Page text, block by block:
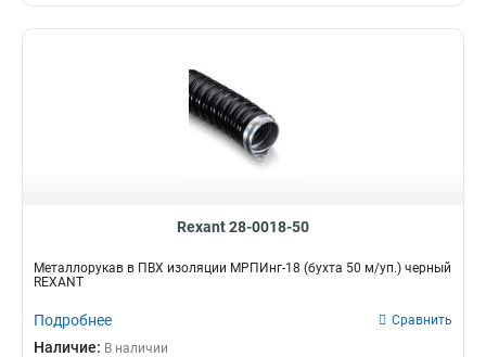
Rexant 28-0018-50
Металлорукав в ПВХ изоляции МРПИнг-18 (бухта 50 м/уп.) черный
REXANT
Подробнее Сравнить
Наличие: В наличии